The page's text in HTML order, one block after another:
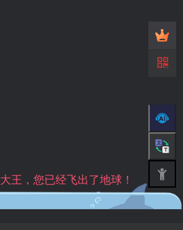
大王，您已经飞出了地球！